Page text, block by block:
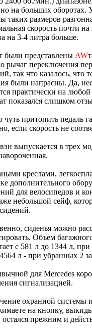
на больших оборотах.
таких размеров
скорость почти
на 3-4 литра больше.
были представлены AW
рычаг переключения
так что казалось, что
были напрасны. Да,
практически на
показался слишком
чуть притопить педаль
если скорость не
выпускается в трех
креслами,
дополнительного
для велосипедов и
небольшой сейф,
сиденья можно
Объем
с 581 л до 1344 л,
л - при убранных 2
для Mercedes
сигнализацией.
охранной системы и
на кнопку,
остался прежним и